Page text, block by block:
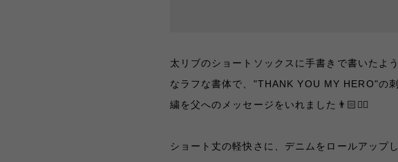
太リブのショートソックスに手書きで書いたよう
なラフな書体で、"THANK YOU MY HERO"の刺
繍を父へのメッセージをいれました👨🏻❤️‍🔥
ショート丈の軽快さに、デニムをロールアップし